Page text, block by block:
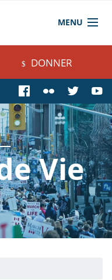
MENU
DONNER
Vie